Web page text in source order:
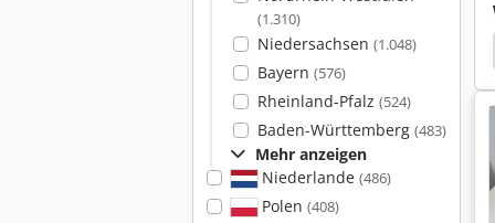
(1.310)
Niedersachsen (1.048)
Bayern (576)
Rheinland-Pfalz (524)
Baden-Württemberg (483)
Mehr anzeigen
Niederlande (486)
Polen (408)
Peugeot Lieferwagen Ford 3910